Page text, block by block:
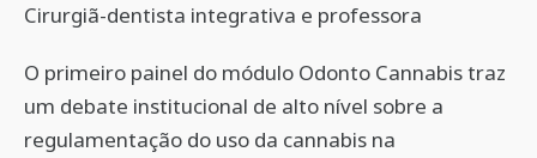
Cirurgiã-dentista integrativa e professora
O primeiro painel do módulo Odonto Cannabis traz
um debate institucional de alto nível sobre a
regulamentação do uso da cannabis na